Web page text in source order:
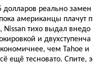
долларов реально замен
американцы плачут п
тихо выдал внедо
и двухступенча
чем Tahoe и
ещё тесновато. Спите, э